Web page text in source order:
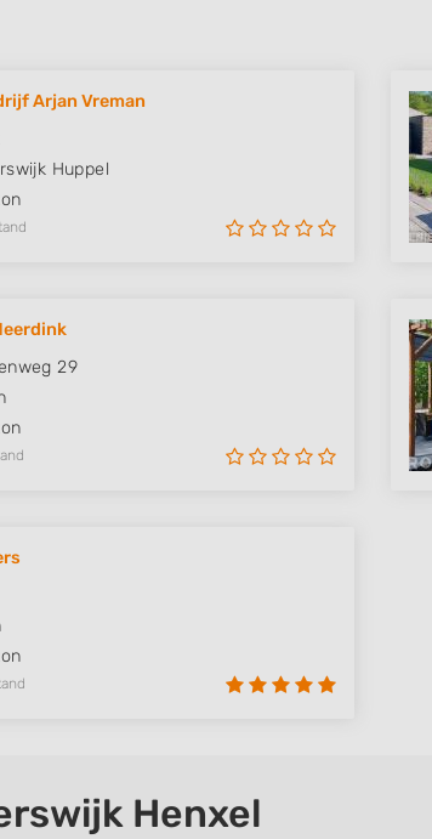
Arjan Vreman
Huppel
29
Henxel